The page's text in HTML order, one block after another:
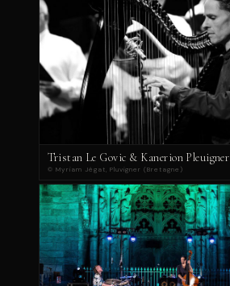
Tristan Le Govic & Kanerion Pleuigner
© Myriam Jégat, Pluvigner (Bretagne)